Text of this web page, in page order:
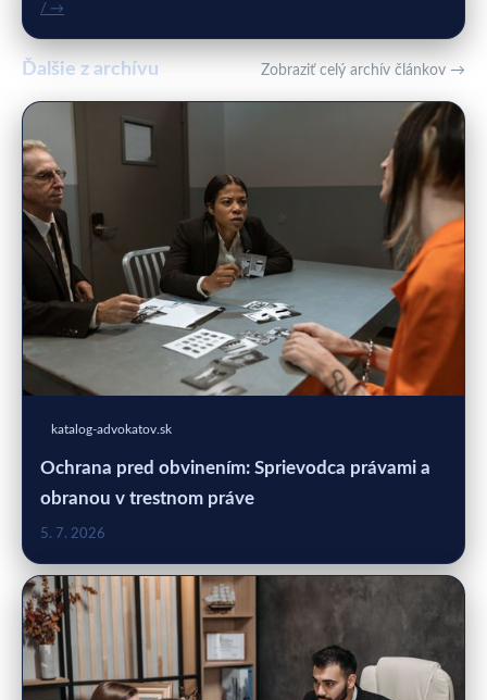
/ →
Ďalšie z archívu Zobraziť celý archív článkov →
katalog-advokatov.sk
Ochrana pred obvinením: Sprievodca právami a
obranou v trestnom práve
5. 7. 2026